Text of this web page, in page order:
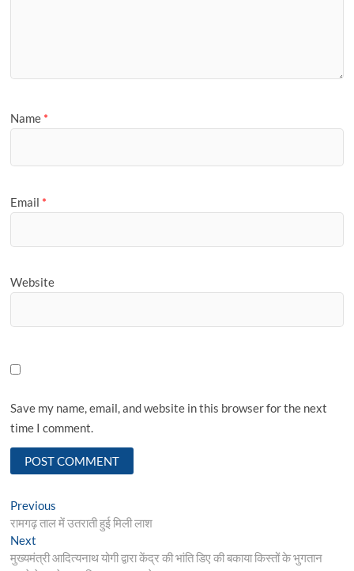
Name *
Email *
Website
Save my name, email, and website in this browser for the next
time I comment.
Post
navigation
Previous
post:
रामगढ़ ताल में उतराती हुई मिली लाश
Next
post:
मुख्यमंत्री आदित्यनाथ योगी द्वारा केंद्र की भांति डिए की बकाया किस्तों के भुगतान